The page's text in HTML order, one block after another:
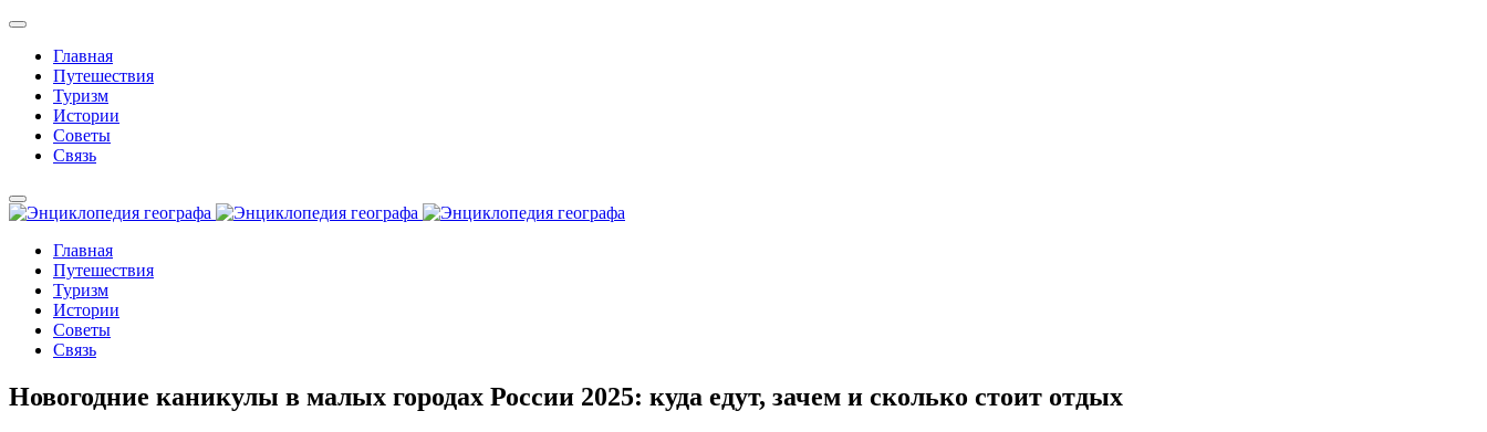
Главная
Путешествия
Туризм
Истории
Советы
Связь
Главная
Путешествия
Туризм
Истории
Советы
Связь
Новогодние каникулы в малых городах России 2025: куда едут, зачем и сколько стоит отдых